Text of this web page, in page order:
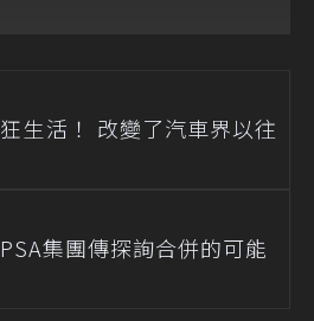
生活！ 改變了汽車界以往
集團傳探詢合併的可能